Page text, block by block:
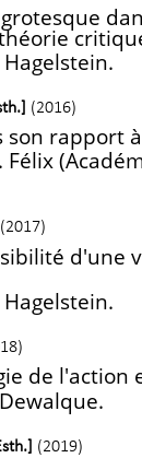
(2016)
son rapport
(2017)
d'une
de l'action
(2019)